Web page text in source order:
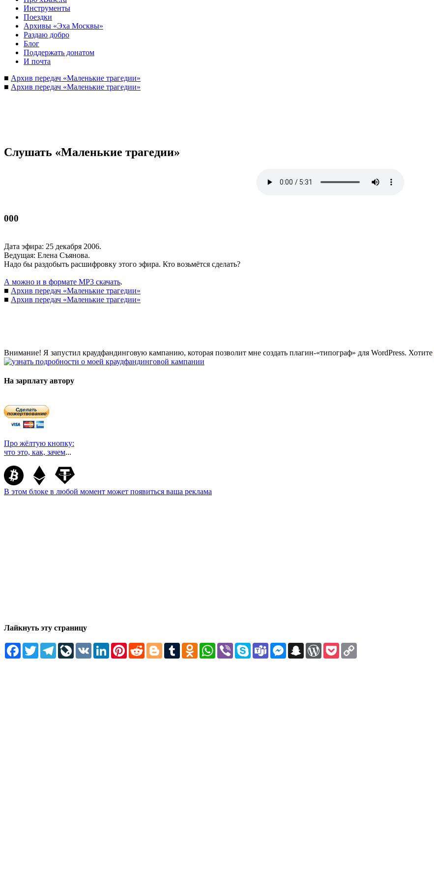
Инструменты
Поездки
Архивы «Эха Москвы»
Раздаю добро
Блог
Поддержать донатом
И почта
■ Архив передач «Маленькие трагедии»
■ Архив передач «Маленькие трагедии»
Слушать «Маленькие трагедии»
000
Дата эфира: 25 декабря 2006.
Ведущая: Елена Съянова.
Надо бы раздобыть расшифровку этого эфира. Кто возьмётся сделать?
А можно и в формате MP3 скачать.
■ Архив передач «Маленькие трагедии»
■ Архив передач «Маленькие трагедии»
Внимание! Я запустил краудфандинговую кампанию, которая позволит мне создать плагин-«типограф» для WordPress. Хотите
На зарплату автору
Про жёлтую кнопку:
что это, как, зачем...
В этом блоке в любой момент может появиться ваша реклама
Лайкнуть эту страницу
FacebookTwitterTelegramLiveJournal
VK LinkedInPinterestRedditBloggerTumblrOdnoklassniki
WhatsApp
Viber Skype TeamsMessengerSnapchatWordPress
Pocket